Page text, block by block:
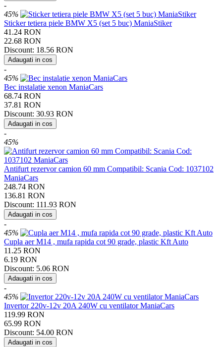
-
45%
Sticker tetiera piele BMW X5 (set 5 buc) ManiaStiker
41.24 RON
22.68 RON
Discount: 18.56 RON
Adaugati in cos
-
45%
Bec instalatie xenon ManiaCars
68.74 RON
37.81 RON
Discount: 30.93 RON
Adaugati in cos
-
45%
Antifurt rezervor camion 60 mm Compatibil: Scania Cod: 1037102
ManiaCars
248.74 RON
136.81 RON
Discount: 111.93 RON
Adaugati in cos
-
45%
Cupla aer M14 , mufa rapida cot 90 grade, plastic Kft Auto
11.25 RON
6.19 RON
Discount: 5.06 RON
Adaugati in cos
-
45%
Invertor 220v-12v 20A 240W cu ventilator ManiaCars
119.99 RON
65.99 RON
Discount: 54.00 RON
Adaugati in cos